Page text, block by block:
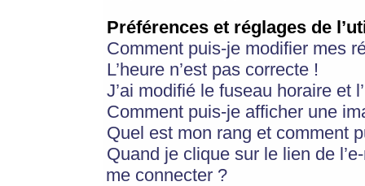
Préférences et réglages de
Comment puis-je modifier mes
L’heure n’est pas correcte !
J’ai modifié le fuseau horaire et
Comment puis-je afficher une
Quel est mon rang et comment
Quand je clique sur le lien de
me connecter ?